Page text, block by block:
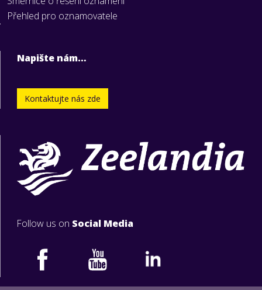
Přehled pro oznamovatele
Napište nám…
Kontaktujte nás zde
Follow us on Social Media